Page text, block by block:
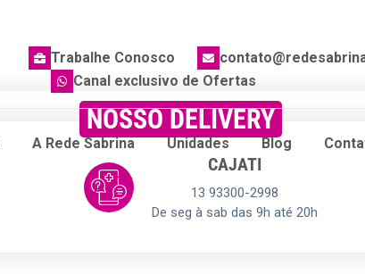
Trabalhe Conosco
Canal exclusivo de Ofertas
A Rede Sabrina Unidades Blog
NOSSO DELIVERY
CAJATI
13 93300-2998
De seg à sab das 9h até 20h